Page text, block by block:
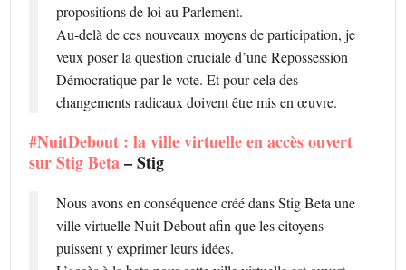
propositions de loi au Parlement.
Au-delà de ces nouveaux moyens de participation, je
veux poser la question cruciale d’une Repossession
Démocratique par le vote. Et pour cela des
changements radicaux doivent être mis en œuvre.
#NuitDebout : la ville virtuelle en accès ouvert
sur Stig Beta– Stig
Nous avons en conséquence créé dans Stig Beta une
ville virtuelle Nuit Debout afin que les citoyens
puissent y exprimer leurs idées.